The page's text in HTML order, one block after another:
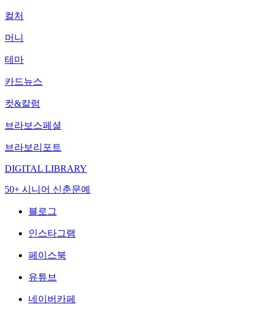
컬처
머니
테마
카드뉴스
컷&칼럼
브라보스페셜
브라보리포트
DIGITAL LIBRARY
50+ 시니어 신춘문예
블로그
인스타그램
페이스북
유튜브
네이버카페